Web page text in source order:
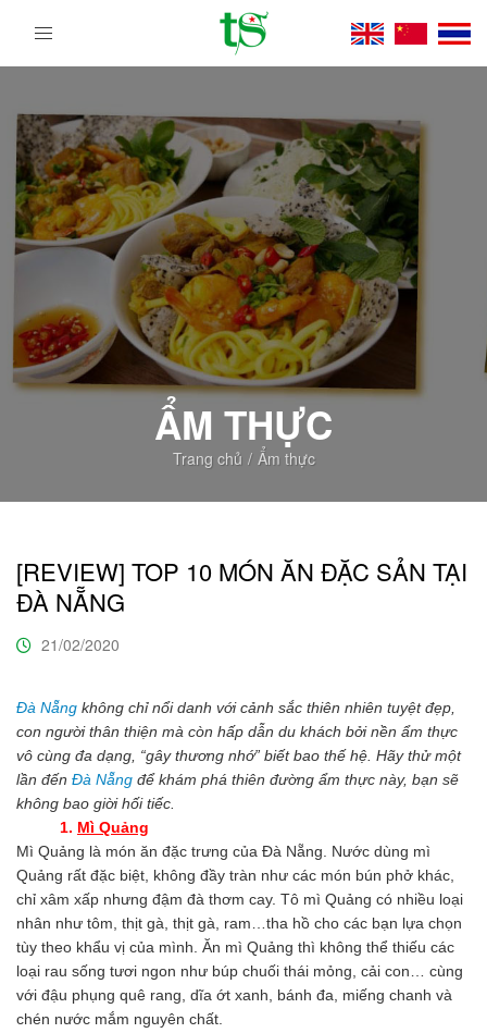
Tour
Lịch
Việt
Nam
Từ
Bắc
Vào
Nam
|
Trường
Sa
Tourist
DMC
ẨM THỰC
Trang chủ Ẩm thực
[REVIEW] TOP 10 MÓN ĂN ĐẶC SẢN TẠI
ĐÀ NẴNG
21/02/2020
Đà Nẵng không chỉ nổi danh với cảnh sắc thiên nhiên tuyệt đẹp,
con người thân thiện mà còn hấp dẫn du khách bởi nền ẩm thực
vô cùng đa dạng, “gây thương nhớ” biết bao thế hệ. Hãy thử một
lần đến Đà Nẵng để khám phá thiên đường ẩm thực này, bạn sẽ
không bao giời hối tiếc.
1. Mì Quảng
Mì Quảng là món ăn đặc trưng của Đà Nẵng. Nước dùng mì
Quảng rất đặc biệt, không đầy tràn như các món bún phở khác,
chỉ xâm xấp nhưng đậm đà thơm cay. Tô mì Quảng có nhiều loại
nhân như tôm, thịt gà, thịt gà, ram…tha hồ cho các bạn lựa chọn
tùy theo khẩu vị của mình. Ăn mì Quảng thì không thể thiếu các
loại rau sống tươi ngon như búp chuối thái mỏng, cải con… cùng
với đậu phụng quê rang, dĩa ớt xanh, bánh đa, miếng chanh và
chén nước mắm nguyên chất.